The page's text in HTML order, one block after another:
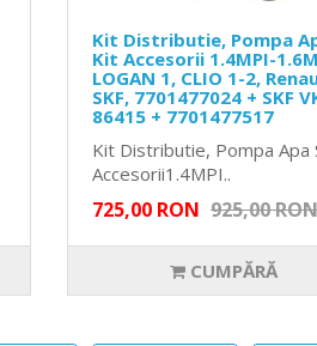
Kit Distributie, Pompa
Kit Accesorii 1.4MPI-
LOGAN 1, CLIO 1-2,
SKF, 7701477024 + SKF
86415 + 7701477517
Kit Distributie, Pompa Apa
Accesorii1.4MPI..
725,00 RON 925,00 RON
CUMPĂRĂ